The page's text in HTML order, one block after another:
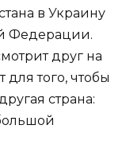
в Украину
Федерации.
друг на
того, чтобы
страна: